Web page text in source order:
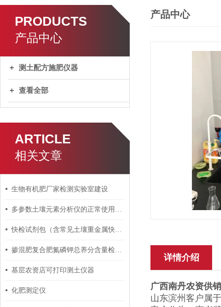
PRODUCTS
产品中心
测土配方施肥仪器
查看全部
ARTICLE
相关文章
生物有机肥厂家检测实验室建设
多参数土壤元素分析仪的正常使用步骤是什么
快检试剂包（含常见土壤重金属快检）生态环境执法装备提升项目
掺混肥复合肥氮磷钾总养分含量检测仪器
基层农资店可打印测土仪器
化肥测定仪
产品中心
详情介绍
广西南丹农资供
山东滨州客户属